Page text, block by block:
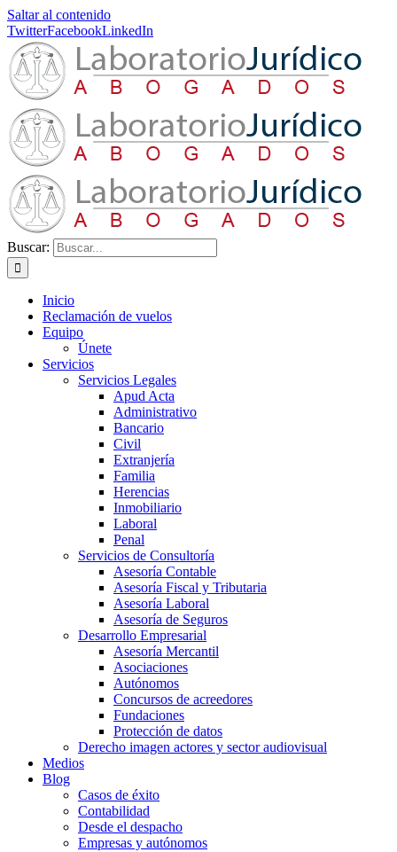
Saltar al contenido
TwitterFacebookLinkedIn
Buscar:
Inicio
Reclamación de vuelos
Equipo
Únete
Servicios
Servicios Legales
Apud Acta
Administrativo
Bancario
Civil
Extranjería
Familia
Herencias
Inmobiliario
Laboral
Penal
Servicios de Consultoría
Asesoría Contable
Asesoría Fiscal y Tributaria
Asesoría Laboral
Asesoría de Seguros
Desarrollo Empresarial
Asesoría Mercantil
Asociaciones
Autónomos
Concursos de acreedores
Fundaciones
Protección de datos
Derecho imagen actores y sector audiovisual
Medios
Blog
Casos de éxito
Contabilidad
Desde el despacho
Empresas y autónomos